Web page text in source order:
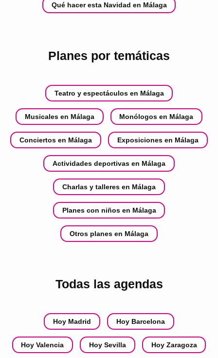
Qué hacer esta Navidad en Málaga
Planes por temáticas
Teatro y espectáculos en Málaga
Musicales en Málaga Monólogos en Málaga
Conciertos en Málaga Exposiciones en Málaga
Actividades deportivas en Málaga
Charlas y talleres en Málaga
Planes con niños en Málaga
Otros planes en Málaga
Todas las agendas
Hoy Madrid Hoy Barcelona
Hoy Valencia Hoy Sevilla Hoy Zaragoza